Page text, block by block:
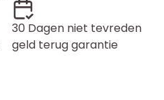
30 Dagen niet tevreden
geld terug garantie